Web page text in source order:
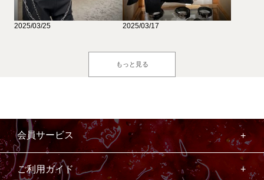
2025/03/25 2025/03/17
もっと見る
会員サービス
ご利用ガイド